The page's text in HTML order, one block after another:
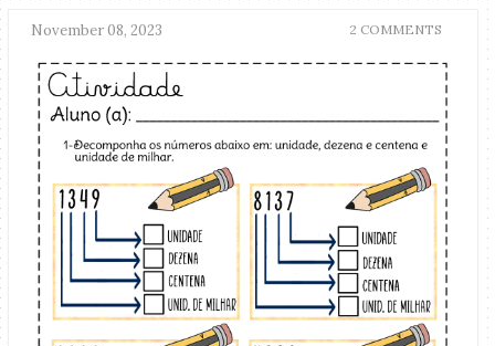
November 08, 2023 2 COMMENTS